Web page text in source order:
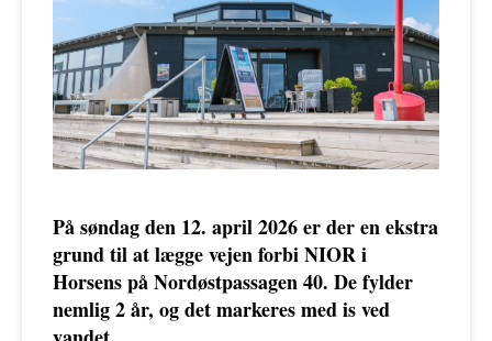
På søndag den 12. april 2026 er der en ekstra
grund til at lægge vejen forbi NIOR i
Horsens på Nordøstpassagen 40. De fylder
nemlig 2 år, og det markeres med is ved